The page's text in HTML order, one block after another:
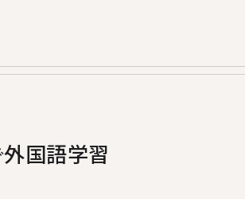
国語学習